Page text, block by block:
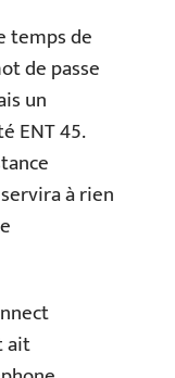
temps de
de passe
un
ENT 45.
à rien
ait